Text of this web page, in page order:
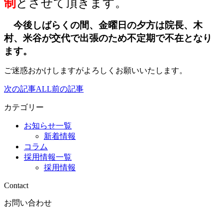
制 とさせて頂きます。
今後しばらくの間、 金曜日の夕方は院長、木
村、米谷が交代で出張のため不定期で不在となり
ます。
ご迷惑おかけしますがよろしくお願いいたします。
次の記事ALL前の記事
カテゴリー
お知らせ一覧
新着情報
コラム
採用情報一覧
採用情報
Contact
お問い合わせ